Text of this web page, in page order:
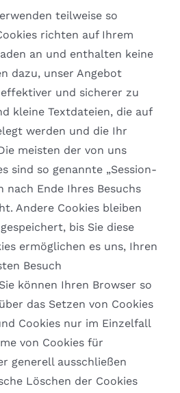
teilweise so
richten auf Ihrem
an und enthalten keine
dazu, unser Angebot
und sicherer zu
kleine Textdateien, die auf
werden und die Ihr
meisten der von uns
sind so genannte „Session-
nach Ende Ihres Besuchs
Andere Cookies bleiben
bis Sie diese
ermöglichen es uns, Ihren
Besuch
können Ihren Browser so
das Setzen von Cookies
Cookies nur im Einzelfall
von Cookies für
generell ausschließen
Löschen der Cookies